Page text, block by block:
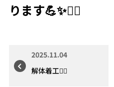
ります💪✨👷‍♂️
2025.11.04
解体着工👷‍♂️